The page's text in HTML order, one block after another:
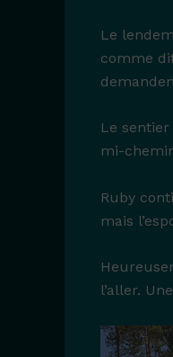
Le
comme
Le
mi-
Ruby
mais
l’aller.